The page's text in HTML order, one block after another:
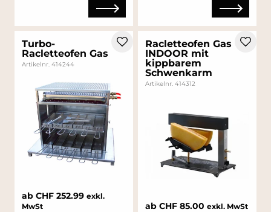
Turbo-
Racletteofen Gas
Artikelnr. 414244
ab CHF 252.99 exkl.
MwSt
Racletteofen Gas
INDOOR mit
kippbarem
Schwenkarm
Artikelnr. 414312
ab CHF 85.00 exkl. MwSt